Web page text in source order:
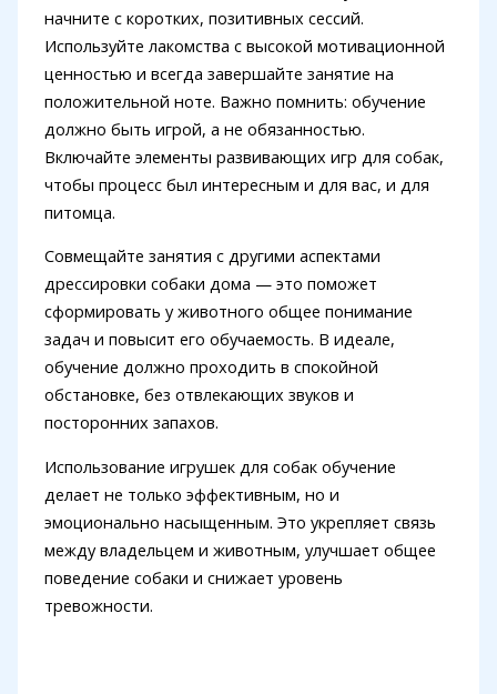
начните с коротких, позитивных сессий.
Используйте лакомства с высокой мотивационной
ценностью и всегда завершайте занятие на
положительной ноте. Важно помнить: обучение
должно быть игрой, а не обязанностью.
Включайте элементы развивающих игр для собак,
чтобы процесс был интересным и для вас, и для
питомца.
Совмещайте занятия с другими аспектами
дрессировки собаки дома — это поможет
сформировать у животного общее понимание
задач и повысит его обучаемость. В идеале,
обучение должно проходить в спокойной
обстановке, без отвлекающих звуков и
посторонних запахов.
Использование игрушек для собак обучение
делает не только эффективным, но и
эмоционально насыщенным. Это укрепляет связь
между владельцем и животным, улучшает общее
поведение собаки и снижает уровень
тревожности.